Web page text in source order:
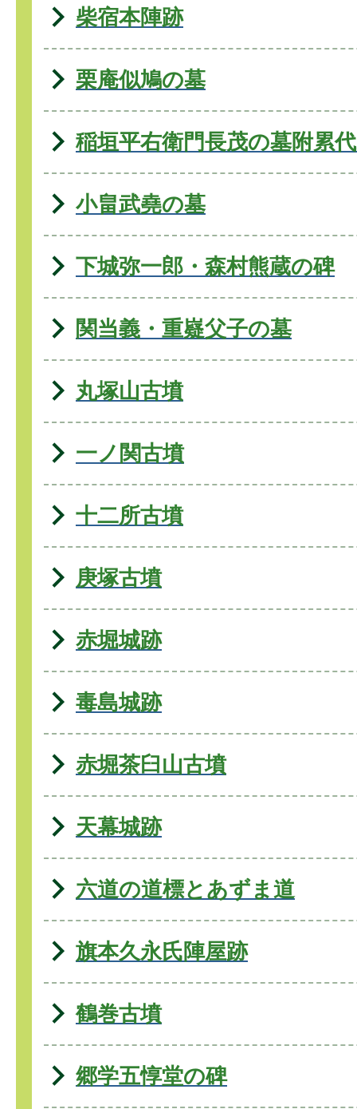
柴宿本陣跡
栗庵似鳩の墓
稲垣平右衛門長茂の墓附累
小畠武堯の墓
下城弥一郎・森村熊蔵の碑
関当義・重嶷父子の墓
丸塚山古墳
一ノ関古墳
十二所古墳
庚塚古墳
赤堀城跡
毒島城跡
赤堀茶臼山古墳
天幕城跡
六道の道標とあずま道
旗本久永氏陣屋跡
鶴巻古墳
郷学五惇堂の碑